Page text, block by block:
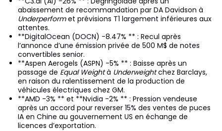
abaissement de recommandation par DA Davidson à
Underperformet prévisions T1 largement inférieures aux
attentes.
**DigitalOcean (DOCN) -8.47% ** : Recul après
l’annonce d’une émission privée de 500 M$ de notes
convertibles senior.
**Aspen Aerogels (ASPN) -5% ** : Baisse après un
passage de Equal Weightà Underweightchez Barclays,
en raison du ralentissement de la production de
véhicules électriques chez GM.
**AMD -3% ** et **Nvidia -2% ** : Pression vendeuse
après un accord pour reverser 15% des ventes de puces
IA en Chine au gouvernement US en échange de
licences d’exportation.